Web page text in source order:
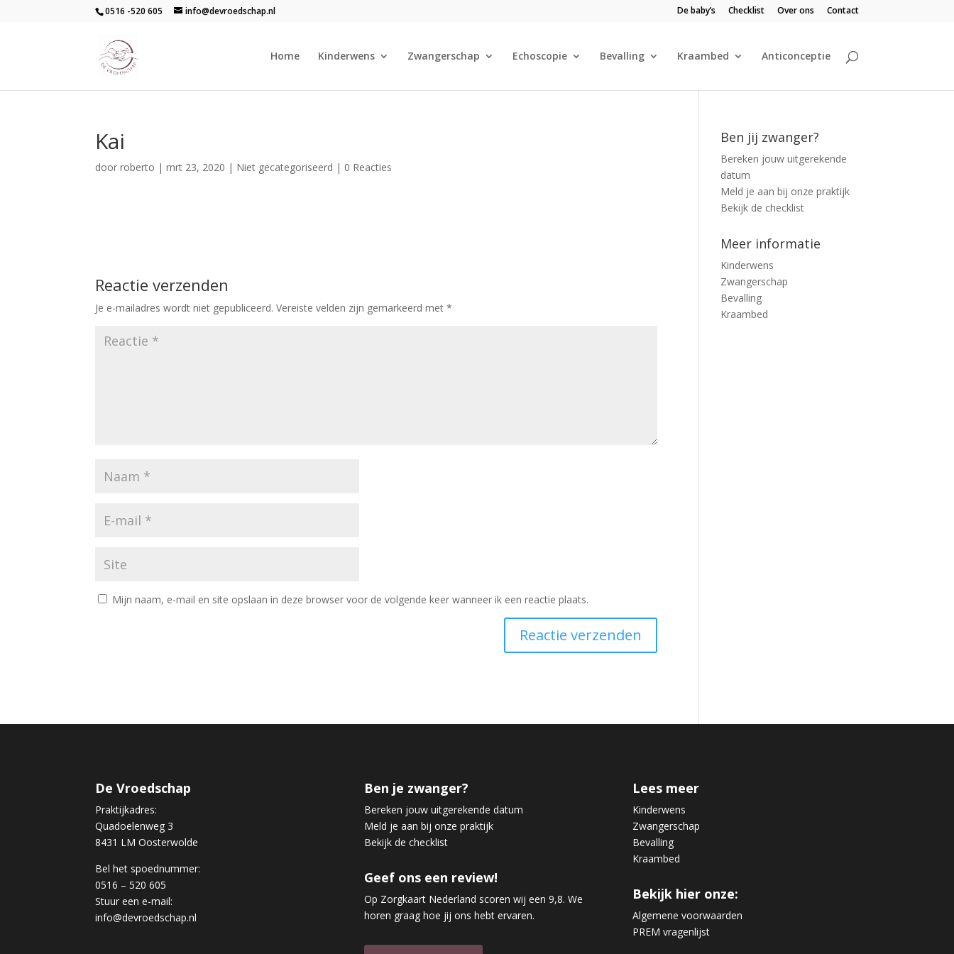
0516 -520 605 info@devroedschap.nl De baby’s Checklist Over ons Contact
Home Kinderwens Zwangerschap Echoscopie Bevalling Kraambed Anticonceptie
Kai
doorroberto |mrt 23, 2020 | Niet gecategoriseerd | 0 Reacties
Reactie verzenden
Je e-mailadres wordt niet gepubliceerd. Vereiste velden zijn gemarkeerd met*
Mijn naam, e-mail en site opslaan in deze browser voor de volgende keer wanneer ik een reactie plaats.
Ben jij zwanger?
Bereken jouw uitgerekende
datum
Meld je aan bij onze praktijk
Bekijk de checklist
Meer informatie
Kinderwens
Zwangerschap
Bevalling
Kraambed
De Vroedschap
Praktijkadres:
Quadoelenweg 3
8431 LM Oosterwolde
Bel het spoednummer:
0516 – 520 605
Stuur een e-mail:
info@devroedschap.nl
Ben je zwanger?
Bereken jouw uitgerekende datum
Meld je aan bij onze praktijk
Bekijk de checklist
Geef ons een review!
Op Zorgkaart Nederland scoren wij een 9,8. We
horen graag hoe jij ons hebt ervaren.
Lees meer
Kinderwens
Zwangerschap
Bevalling
Kraambed
Bekijk hier onze:
Algemene voorwaarden
PREM vragenlijst